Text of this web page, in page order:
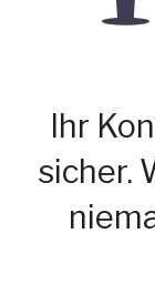
Ihr
sicher.